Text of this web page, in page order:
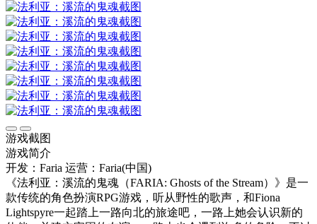
游戏截图
游戏简介
开发：Faria 运营：Faria(中国)
《法利亚：溪流的鬼魂（FARIA: Ghosts of the Stream）》是一
款传统的角色扮演RPG游戏，听从野性的歌声，和Fiona
Lightspyre一起踏上一路向北的旅途吧，一路上她会认识新的